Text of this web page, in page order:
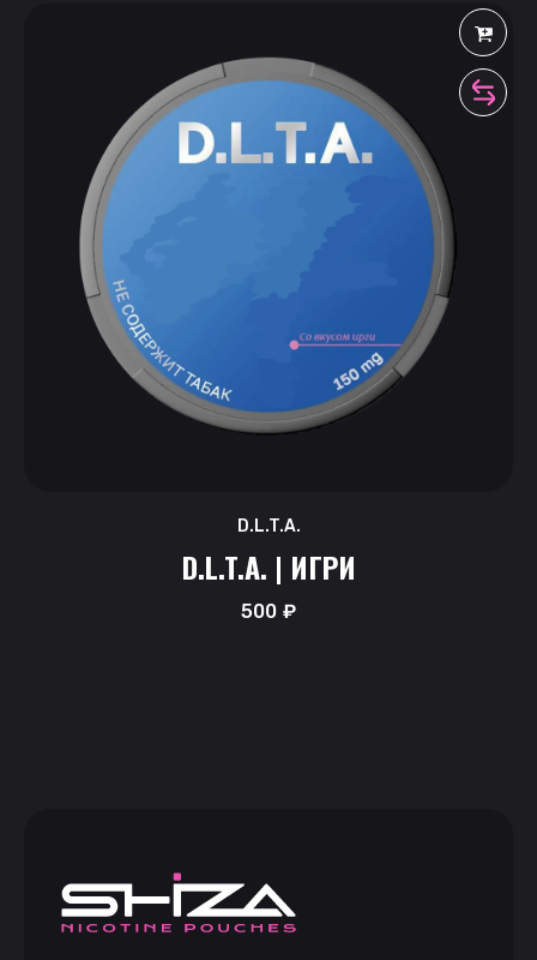
D.L.T.A.
D.L.T.A. | ИГРИ
500₽